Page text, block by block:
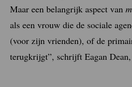
Maar een belangrijk aspect van
als een vrouw die de sociale
(voor zijn vrienden), of de
terugkrijgt”, schrijft Eagan